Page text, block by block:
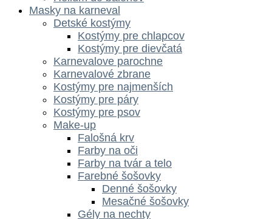
Masky na karneval
Detské kostýmy
Kostýmy pre chlapcov
Kostýmy pre dievčatá
Karnevalove parochne
Karnevalové zbrane
Kostýmy pre najmenších
Kostýmy pre páry
Kostýmy pre psov
Make-up
Falošná krv
Farby na oči
Farby na tvár a telo
Farebné šošovky
Denné šošovky
Mesačné šošovky
Gély na nechty